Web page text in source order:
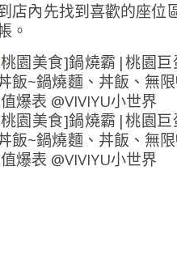
店內先找到喜歡的座位
。